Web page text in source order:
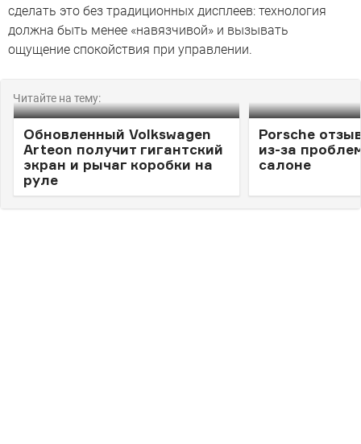
сделать это без традиционных дисплеев: технология
должна быть менее «навязчивой» и вызывать
ощущение спокойствия при управлении.
Читайте на тему:
Обновленный Volkswagen
Arteon получит гигантский
экран и рычаг коробки на
руле
Porsche
из-за
салоне